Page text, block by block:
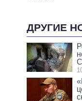
ДРУГИЕ